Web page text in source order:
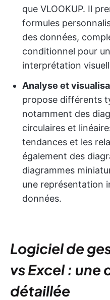
que VLOOKUP. Il
formules
des données,
conditionnel pour
interprétation
Analyse et
propose différents
notamment des
circulaires et
tendances et les
également des
diagrammes
une représentation
données.
Logiciel de
vs Excel : une
détaillée